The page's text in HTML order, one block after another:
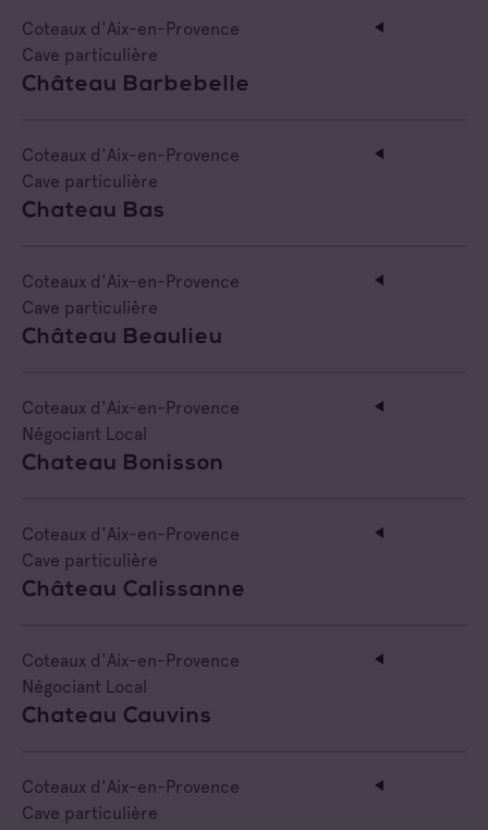
Coteaux d'Aix-en-Provence
Cave particulière
Château Barbebelle
Coteaux d'Aix-en-Provence
Cave particulière
Chateau Bas
Coteaux d'Aix-en-Provence
Cave particulière
Château Beaulieu
Coteaux d'Aix-en-Provence
Négociant Local
Chateau Bonisson
Coteaux d'Aix-en-Provence
Cave particulière
Château Calissanne
Coteaux d'Aix-en-Provence
Négociant Local
Chateau Cauvins
Coteaux d'Aix-en-Provence
Cave particulière